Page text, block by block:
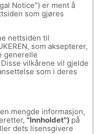
Notice") er ment å
som gjøres
nettsiden til
som aksepterer,
generelle
vilkårene vil gjelde
som i deres
mengde informasjon,
"Innholdet") på
dets lisensgivere